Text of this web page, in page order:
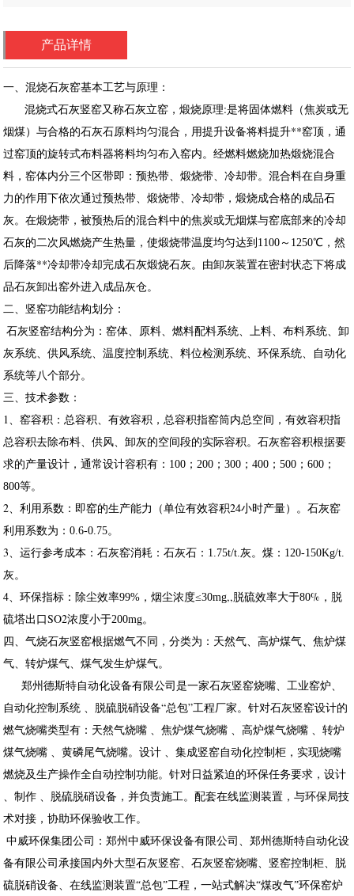
产品详情
一、混烧石灰窑基本工艺与原理：
混烧式石灰竖窑又称石灰立窑，煅烧原理:是将固体燃料（焦炭或无
烟煤）与合格的石灰石原料均匀混合，用提升设备将料提升**窑顶，通
过窑顶的旋转式布料器将料均匀布入窑内。经燃料燃烧加热煅烧混合
料，窑体内分三个区带即：预热带、煅烧带、冷却带。混合料在自身重
力的作用下依次通过预热带、煅烧带、冷却带，煅烧成合格的成品石
灰。在煅烧带，被预热后的混合料中的焦炭或无烟煤与窑底部来的冷却
石灰的二次风燃烧产生热量，使煅烧带温度均匀达到1100～1250℃ ，然
后降落**冷却带冷却完成石灰煅烧石灰。由卸灰装置在密封状态下将成
品石灰卸出窑外进入成品灰仓。
二、竖窑功能结构划分：
石灰竖窑结构分为：窑体、原料、燃料配料系统、上料、布料系统、卸
灰系统、供风系统、温度控制系统、料位检测系统、环保系统、自动化
系统等八个部分。
三、技术参数：
1、窑容积：总容积、有效容积，总容积指窑筒内总空间，有效容积指
总容积去除布料、供风、卸灰的空间段的实际容积。石灰窑容积根据要
求的产量设计，通常设计容积有： 100；200；300；400；500；600；
800等。
2、利用系数：即窑的生产能力（单位有效容积24小时产量）。石灰窑
利用系数为：0.6-0.75。
3、运行参考成本：石灰窑消耗：石灰石： 1.75t/t.灰。煤：120-150Kg/t.
灰。
4、环保指标：除尘效率99% ，烟尘浓度≤30mg,,脱硫效率大于80%，脱
硫塔出口SO2浓度小于200mg。
四、气烧石灰竖窑根据燃气不同，分类为：天然气、高炉煤气、焦炉煤
气、转炉煤气、煤气发生炉煤气。
郑州德斯特自动化设备有限公司是一家石灰竖窑烧嘴、工业窑炉、
自动化控制系统 、脱硫脱硝设备“总包”工程厂家。针对石灰竖窑设计的
燃气烧嘴类型有：天然气烧嘴 、焦炉煤气烧嘴 、高炉煤气烧嘴 、转炉
煤气烧嘴 、黄磷尾气烧嘴。设计 、集成竖窑自动化控制柜，实现烧嘴
燃烧及生产操作全自动控制功能。针对日益紧迫的环保任务要求，设计
、制作 、脱硫脱硝设备，并负责施工。配套在线监测装置，与环保局技
术对接，协助环保验收工作。
中威环保集团公司：郑州中威环保设备有限公司、郑州德斯特自动化设
备有限公司承接国内外大型石灰竖窑、石灰竖窑烧嘴、竖窑控制柜、脱
硫脱硝设备、在线监测装置“总包”工程，一站式解决“煤改气”环保窑炉